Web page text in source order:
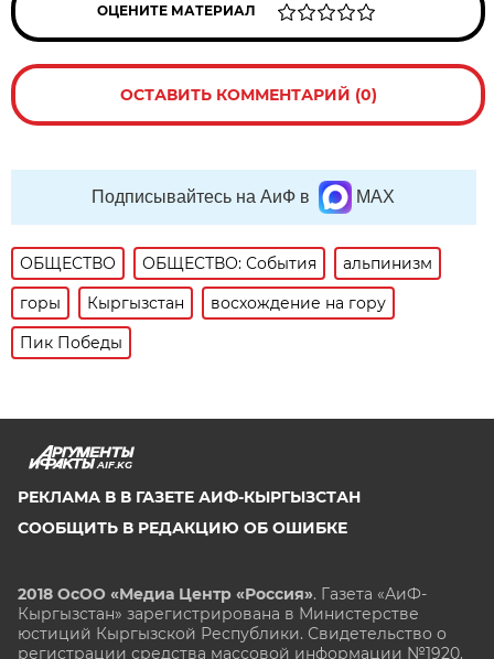
ОЦЕНИТЕ МАТЕРИАЛ
ОСТАВИТЬ КОММЕНТАРИЙ (0)
Подписывайтесь на АиФ в MAX
ОБЩЕСТВО ОБЩЕСТВО: События
альпинизм
горы
Кыргызстан
восхождение на гору
Пик Победы
AIF.KG
РЕКЛАМА В В ГАЗЕТЕ АИФ-КЫРГЫЗСТАН
СООБЩИТЬ В РЕДАКЦИЮ ОБ ОШИБКЕ
2018 ОсОО «Медиа Центр «Россия». Газета «АиФ-
Кыргызстан» зарегистрирована в Министерстве
юстиций Кыргызской Республики. Свидетельство о
регистрации средства массовой информации №1920.